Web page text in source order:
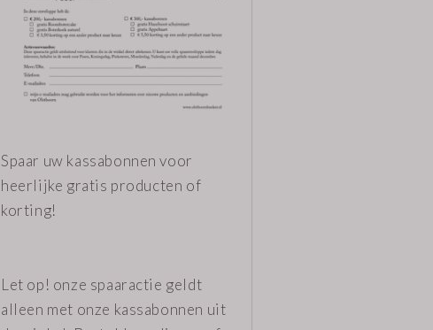
Spaar uw kassabonnen voor
heerlijke gratis producten of
korting!
Let op! onze spaaractie geldt
alleen met onze kassabonnen uit